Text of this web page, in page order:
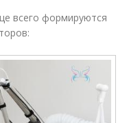
всего формируются